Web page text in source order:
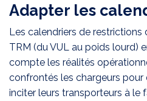
Adapter les
Les calendriers de restrictions
TRM (du VUL au poids lourd)
compte les réalités
confrontés les chargeurs
inciter leurs transporteurs à le